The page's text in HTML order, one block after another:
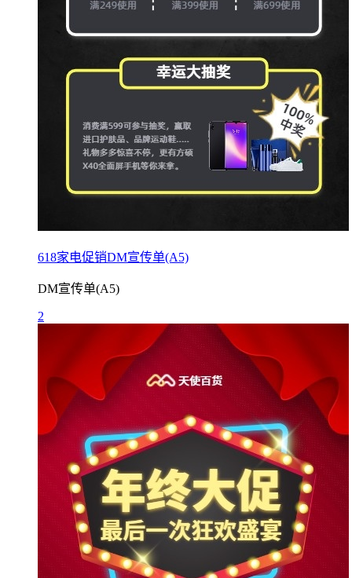
618家电促销DM宣传单(A5)
DM宣传单(A5)
2